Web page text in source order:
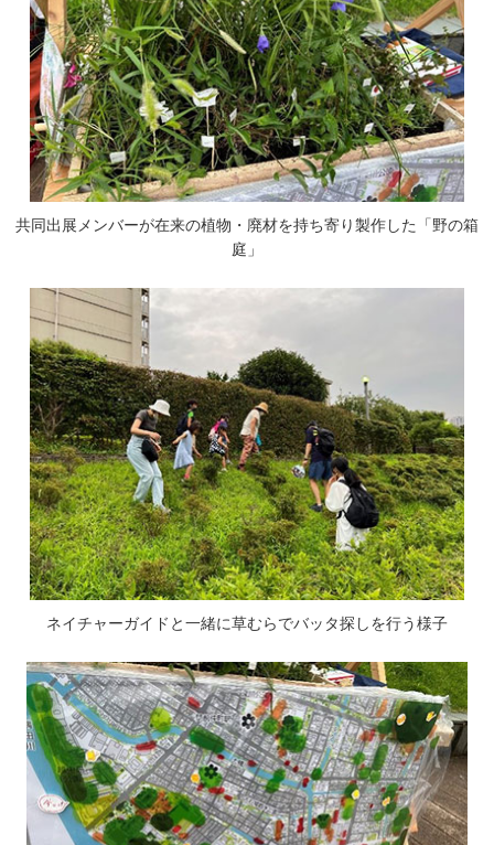
共同出展メンバーが在来の植物・廃材を持ち寄り製作した「野の箱
庭」
ネイチャーガイドと一緒に草むらでバッタ探しを行う様子